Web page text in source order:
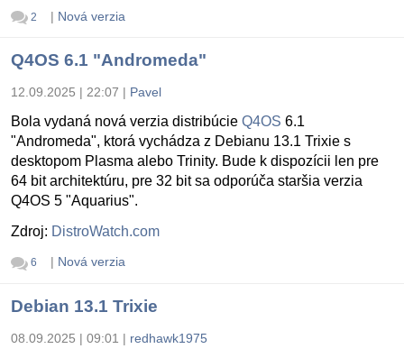
2 | Nová verzia
Q4OS 6.1 "Andromeda"
12.09.2025 | 22:07 | Pavel
Bola vydaná nová verzia distribúcie Q4OS 6.1
"Andromeda", ktorá vychádza z Debianu 13.1 Trixie s
desktopom Plasma alebo Trinity. Bude k dispozícii len pre
64 bit architektúru, pre 32 bit sa odporúča staršia verzia
Q4OS 5 "Aquarius".
Zdroj: DistroWatch.com
6 | Nová verzia
Debian 13.1 Trixie
08.09.2025 | 09:01 | redhawk1975